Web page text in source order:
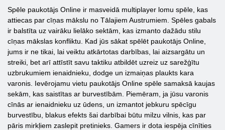
Spēle paukotājs Online ir masveidā multiplayer lomu spēle, kas
attiecas par cīņas mākslu no Tālajiem Austrumiem. Spēles gabals
ir balstīta uz vairāku lielāko sektām, kas izmanto dažādu stilu
cīņas mākslas konfliktu. Kad jūs sākat spēlēt paukotājs Online,
jums ir ne tikai, lai veiktu atkārtotas darbības, lai aizsargātu un
streiki, bet arī attīstīt savu taktiku atbildēt uzreiz uz sarežģītu
uzbrukumiem ienaidnieku, dodge un izmaiņas plaukts kara
varonis. Ievērojamu vietu paukotājs Online spēle samaksā kaujas
sekām, kas saistītas ar burvestībām. Piemēram, ja jūsu varonis
cīnās ar ienaidnieku uz ūdens, un izmantot jebkuru spēcīgu
burvestību, blakus efekts šai darbībai būtu milzu vilnis, kas par
pāris mirkļiem zaslepit pretinieks. Gamers ir dota iespēja cīnīties